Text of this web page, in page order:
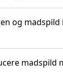
og
madspild